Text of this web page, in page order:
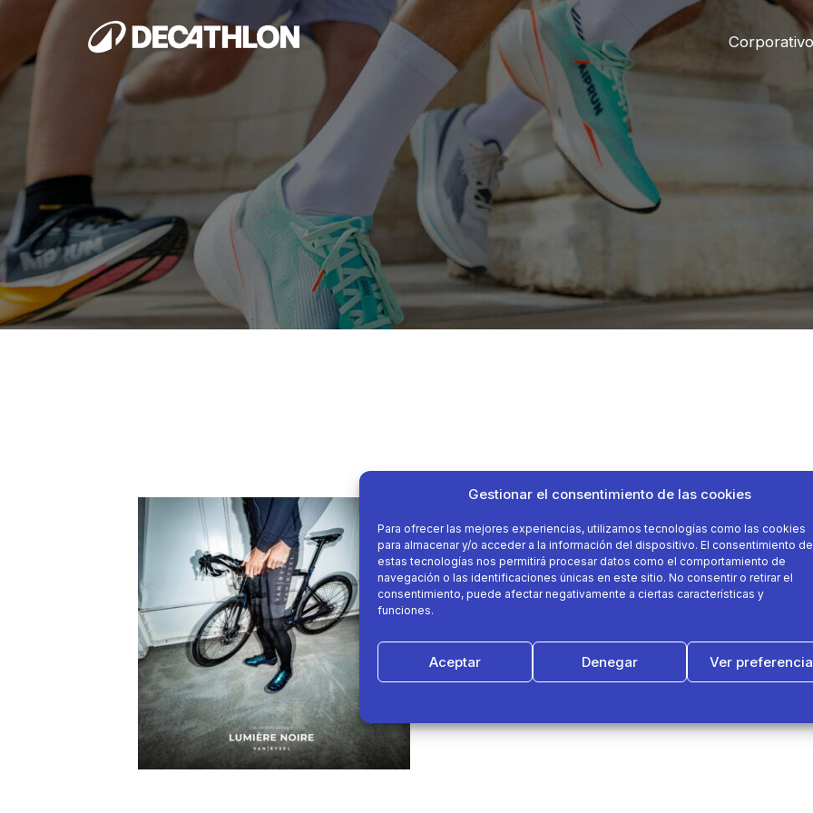
Gestionar el consentimiento de las cookies
Para ofrecer las mejores experiencias, utilizamos tecnologías como las cookies
para almacenar y/o acceder a la información del dispositivo. El consentimiento de
estas tecnologías nos permitirá procesar datos como el comportamiento de
navegación o las identificaciones únicas en este sitio. No consentir o retirar el
consentimiento, puede afectar negativamente a ciertas características y
funciones.
Aceptar Denegar Ver
Corporativo